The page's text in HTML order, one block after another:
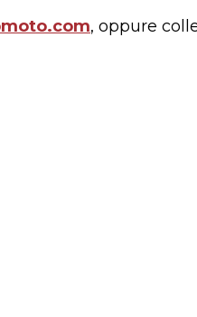
, oppure